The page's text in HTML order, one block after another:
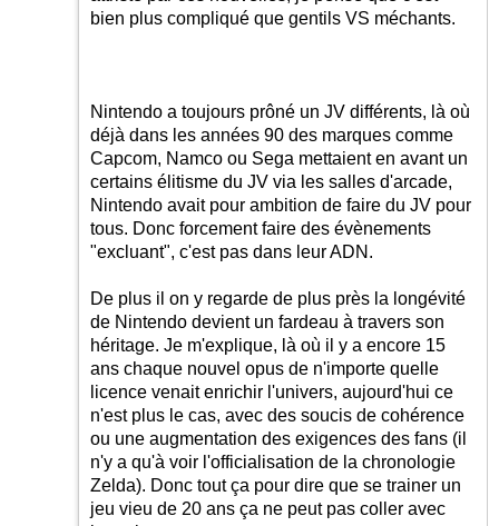
bien plus compliqué que gentils VS méchants.
Nintendo a toujours prôné un JV différents, là où
déjà dans les années 90 des marques comme
Capcom, Namco ou Sega mettaient en avant un
certains élitisme du JV via les salles d'arcade,
Nintendo avait pour ambition de faire du JV pour
tous. Donc forcement faire des évènements
"excluant", c'est pas dans leur ADN.
De plus il on y regarde de plus près la longévité
de Nintendo devient un fardeau à travers son
héritage. Je m'explique, là où il y a encore 15
ans chaque nouvel opus de n'importe quelle
licence venait enrichir l'univers, aujourd'hui ce
n'est plus le cas, avec des soucis de cohérence
ou une augmentation des exigences des fans (il
n'y a qu'à voir l'officialisation de la chronologie
Zelda). Donc tout ça pour dire que se trainer un
jeu vieu de 20 ans ça ne peut pas coller avec